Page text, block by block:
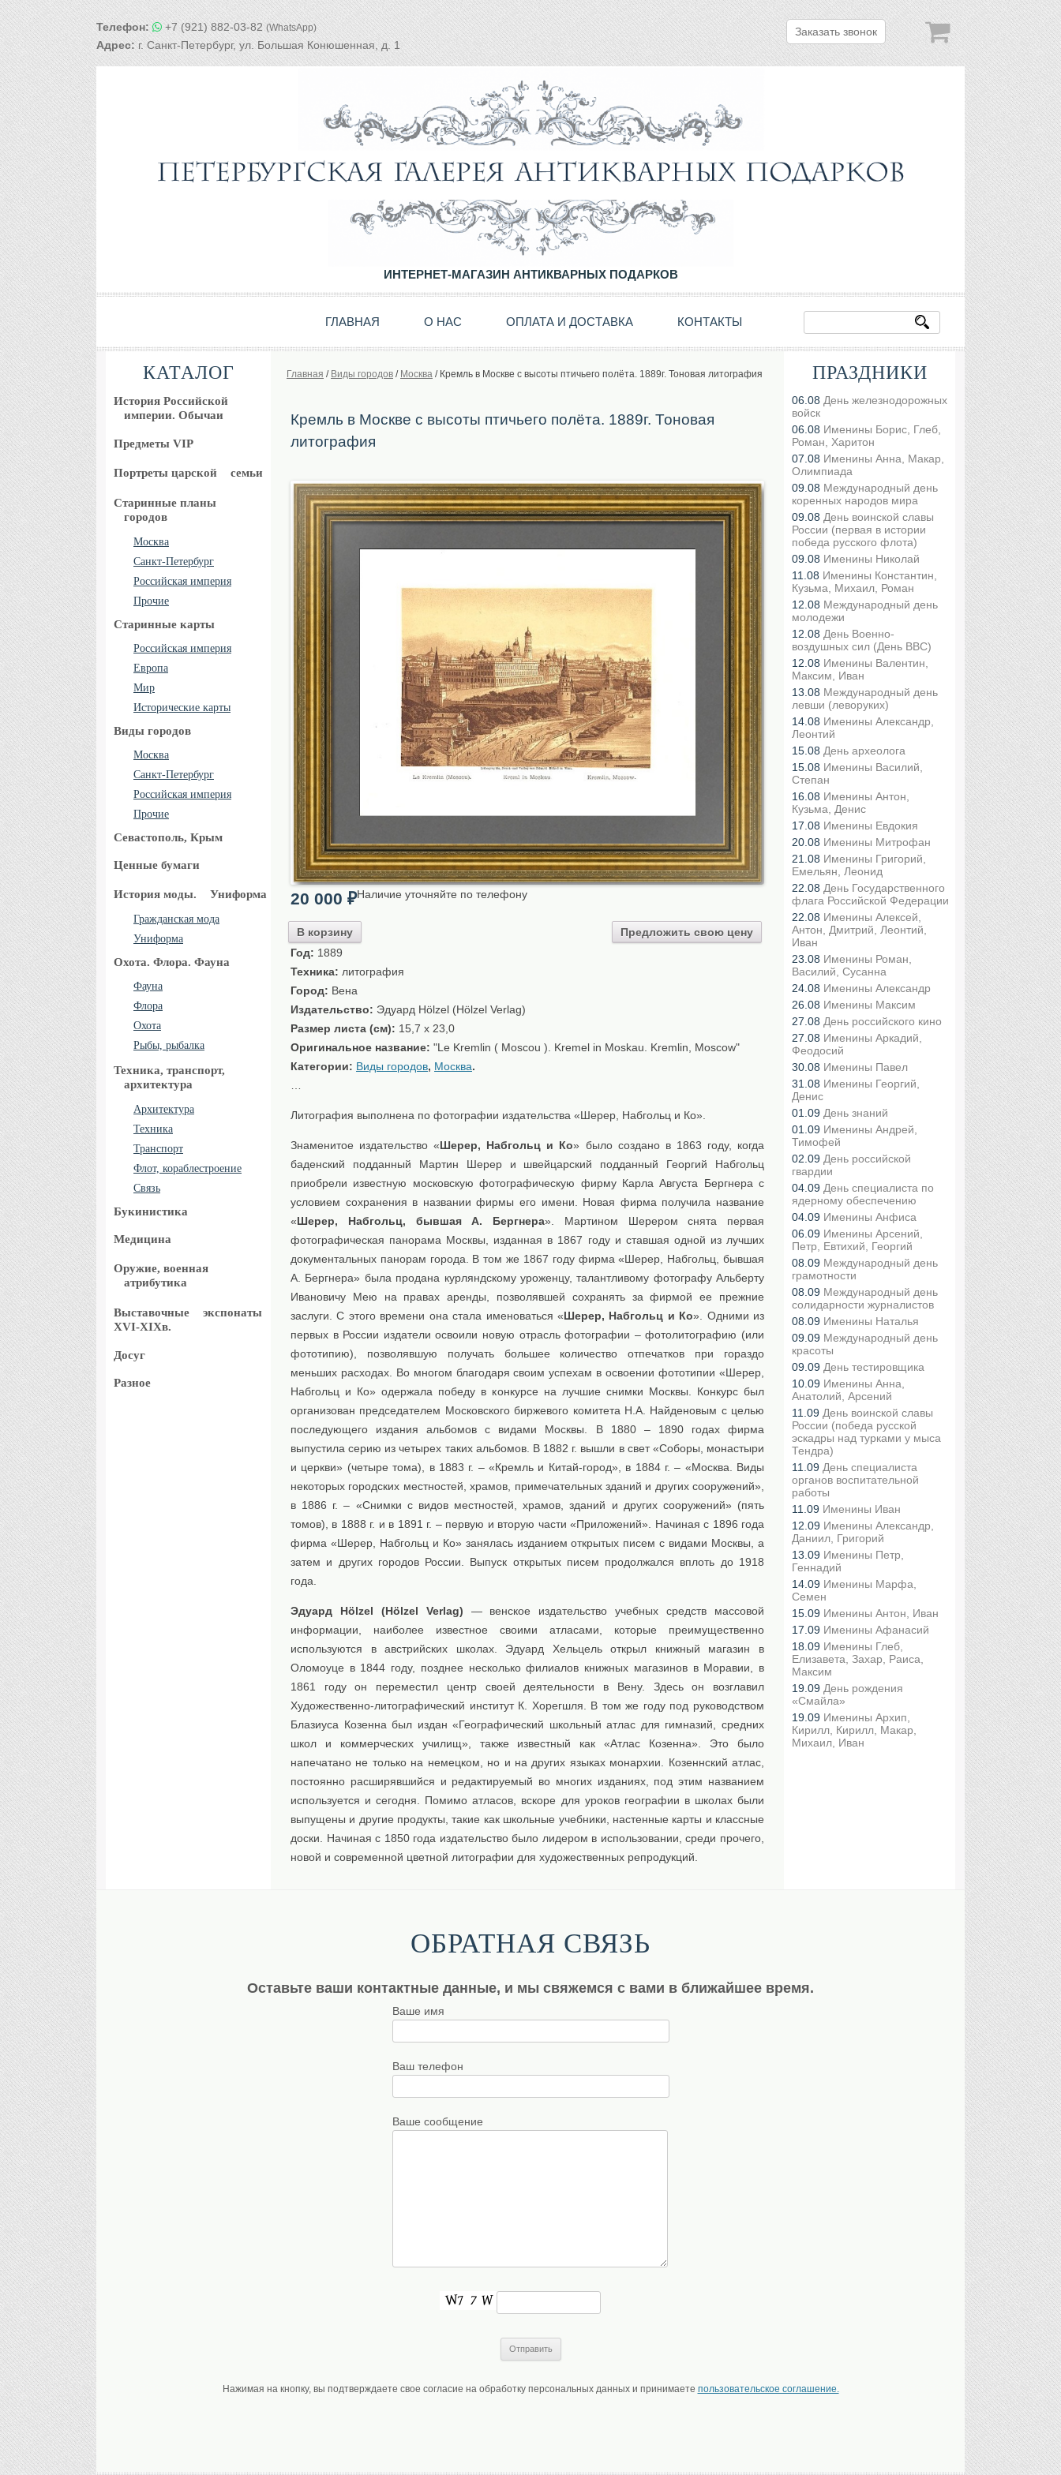
Телефон: +7 (921) 882-03-82(WhatsApp)
Адрес:г. Санкт-Петербург, ул. Большая Конюшенная, д. 1
Заказать звонок
ИНТЕРНЕТ-МАГАЗИН АНТИКВАРНЫХ ПОДАРКОВ
ГЛАВНАЯ О НАС ОПЛАТА И ДОСТАВКА КОНТАКТЫ
КАТАЛОГ
История Российской
империи. Обычаи
Предметы VIP
Портреты царской семьи
Старинные планы
городов
Москва
Санкт-Петербург
Российская империя
Прочие
Старинные карты
Российская империя
Европа
Мир
Исторические карты
Виды городов
Москва
Санкт-Петербург
Российская империя
Прочие
Севастополь, Крым
Ценные бумаги
История моды. Униформа
Гражданская мода
Униформа
Охота. Флора. Фауна
Фауна
Флора
Охота
Рыбы, рыбалка
Техника, транспорт,
архитектура
Архитектура
Техника
Транспорт
Флот, кораблестроение
Связь
Букинистика
Медицина
Оружие, военная
атрибутика
Выставочные
экспонаты
XVI-XIXв.
Досуг
Разное
Главная / Виды городов / Москва / Кремль в Москве с высоты птичьего полёта. 1889г. Тоновая литография
Кремль в Москве с высоты птичьего полёта. 1889г. Тоновая
литография
20 000 ₽
В корзину Предложить свою цену
Наличие уточняйте по телефону
Год: 1889
Техника: литография
Город: Вена
Издательство: Эдуард Hölzel (Hölzel Verlag)
Размер листа (см): 15,7 x 23,0
Оригинальное название: "Le Kremlin ( Moscou ). Kremel in Moskau. Kremlin, Moscow"
Категории: Виды городов, Москва.
Литография выполнена по фотографии издательства «Шерер, Набгольц и Ко».
Знаменитое издательство «Шерер, Набгольц и Ко» было создано в 1863 году, когда
баденский подданный Мартин Шерер и швейцарский подданный Георгий Набгольц
приобрели известную московскую фотографическую фирму Карла Августа Бергнера с
условием сохранения в названии фирмы его имени. Новая фирма получила название
«Шерер, Набгольц, бывшая А. Бергнера». Мартином Шерером снята первая
фотографическая панорама Москвы, изданная в 1867 году и ставшая одной из лучших
документальных панорам города. В том же 1867 году фирма «Шерер, Набгольц, бывшая
А. Бергнера» была продана курляндскому уроженцу, талантливому фотографу Альберту
Ивановичу Мею на правах аренды, позволявшей сохранять за фирмой ее прежние
заслуги. С этого времени она стала именоваться «Шерер, Набгольц и Ко». Одними из
первых в России издатели освоили новую отрасль фотографии – фотолитографию (или
фототипию), позволявшую получать большее количество отпечатков при гораздо
меньших расходах. Во многом благодаря своим успехам в освоении фототипии «Шерер,
Набгольц и Ко» одержала победу в конкурсе на лучшие снимки Москвы. Конкурс был
организован председателем Московского биржевого комитета Н.А. Найденовым с целью
последующего издания альбомов с видами Москвы. В 1880 – 1890 годах фирма
выпустила серию из четырех таких альбомов. В 1882 г. вышли в свет «Соборы, монастыри
и церкви» (четыре тома), в 1883 г. – «Кремль и Китай-город», в 1884 г. – «Москва. Виды
некоторых городских местностей, храмов, примечательных зданий и других сооружений»,
в 1886 г. – «Снимки с видов местностей, храмов, зданий и других сооружений» (пять
томов), в 1888 г. и в 1891 г. – первую и вторую части «Приложений». Начиная с 1896 года
фирма «Шерер, Набгольц и Ко» занялась изданием открытых писем с видами Москвы, а
затем и других городов России. Выпуск открытых писем продолжался вплоть до 1918
года.
Эдуард Hölzel (Hölzel Verlag) — венское издательство учебных средств массовой
информации, наиболее известное своими атласами, которые преимущественно
используются в австрийских школах. Эдуард Хельцель открыл книжный магазин в
Оломоуце в 1844 году, позднее несколько филиалов книжных магазинов в Моравии, в
1861 году он переместил центр своей деятельности в Вену. Здесь он возглавил
Художественно-литографический институт К. Хорегшля. В том же году под руководством
Блазиуса Козенна был издан «Географический школьный атлас для гимназий, средних
школ и коммерческих училищ», также известный как «Атлас Козенна». Это было
напечатано не только на немецком, но и на других языках монархии. Козеннский атлас,
постоянно расширявшийся и редактируемый во многих изданиях, под этим названием
используется и сегодня. Помимо атласов, вскоре для уроков географии в школах были
выпущены и другие продукты, такие как школьные учебники, настенные карты и классные
доски. Начиная с 1850 года издательство было лидером в использовании, среди прочего,
новой и современной цветной литографии для художественных репродукций.
ПРАЗДНИКИ
06.08 День железнодорожных
войск
06.08 Именины Борис, Глеб,
Роман, Харитон
07.08 Именины Анна, Макар,
Олимпиада
09.08 Международный день
коренных народов мира
09.08 День воинской славы
России (первая в истории
победа русского флота)
09.08 Именины Николай
11.08 Именины Константин,
Кузьма, Михаил, Роман
12.08 Международный день
молодежи
12.08 День Военно-
воздушных сил (День ВВС)
12.08 Именины Валентин,
Максим, Иван
13.08 Международный день
левши (леворуких)
14.08 Именины Александр,
Леонтий
15.08 День археолога
15.08 Именины Василий,
Степан
16.08 Именины Антон,
Кузьма, Денис
17.08 Именины Евдокия
20.08 Именины Митрофан
21.08 Именины Григорий,
Емельян, Леонид
22.08 День Государственного
флага Российской Федерации
22.08 Именины Алексей,
Антон, Дмитрий, Леонтий,
Иван
23.08 Именины Роман,
Василий, Сусанна
24.08 Именины Александр
26.08 Именины Максим
27.08 День российского кино
27.08 Именины Аркадий,
Феодосий
30.08 Именины Павел
31.08 Именины Георгий,
Денис
01.09 День знаний
01.09 Именины Андрей,
Тимофей
02.09 День российской
гвардии
04.09 День специалиста по
ядерному обеспечению
04.09 Именины Анфиса
06.09 Именины Арсений,
Петр, Евтихий, Георгий
08.09 Международный день
грамотности
08.09 Международный день
солидарности журналистов
08.09 Именины Наталья
09.09 Международный день
красоты
09.09 День тестировщика
10.09 Именины Анна,
Анатолий, Арсений
11.09 День воинской славы
России (победа русской
эскадры над турками у мыса
Тендра)
11.09 День специалиста
органов воспитательной
работы
11.09 Именины Иван
12.09 Именины Александр,
Даниил, Григорий
13.09 Именины Петр,
Геннадий
14.09 Именины Марфа,
Семен
15.09 Именины Антон, Иван
17.09 Именины Афанасий
18.09 Именины Глеб,
Елизавета, Захар, Раиса,
Максим
19.09 День рождения
«Смайла»
19.09 Именины Архип,
Кирилл, Кирилл, Макар,
Михаил, Иван
ОБРАТНАЯ СВЯЗЬ
Оставьте ваши контактные данные, и мы свяжемся с вами в ближайшее время.
Ваше имя
Ваш телефон
Ваше сообщение
Нажимая на кнопку, вы подтверждаете свое согласие на обработку персональных данных и принимаете пользовательское соглашение.